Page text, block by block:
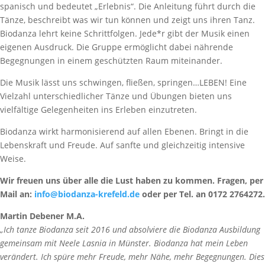
spanisch und bedeutet „Erlebnis“. Die Anleitung führt durch die
Tänze, beschreibt was wir tun können und zeigt uns ihren Tanz.
Biodanza lehrt keine Schrittfolgen. Jede*r gibt der Musik einen
eigenen Ausdruck. Die Gruppe ermöglicht dabei nährende
Begegnungen in einem geschützten Raum miteinander.
Die Musik lässt uns schwingen, fließen, springen…LEBEN! Eine
Vielzahl unterschiedlicher Tänze und Übungen bieten uns
vielfältige Gelegenheiten ins Erleben einzutreten.
Biodanza wirkt harmonisierend auf allen Ebenen. Bringt in die
Lebenskraft und Freude. Auf sanfte und gleichzeitig intensive
Weise.
Wir freuen uns über alle die Lust haben zu kommen. Fragen, per
Mail an: info@biodanza-krefeld.de oder per Tel. an 0172 2764272.
Martin Debener M.A.
„Ich tanze Biodanza seit 2016 und absolviere die Biodanza Ausbildung
gemeinsam mit Neele Lasnia in Münster. Biodanza hat mein Leben
verändert. Ich spüre mehr Freude, mehr Nähe, mehr Begegnungen. Dies